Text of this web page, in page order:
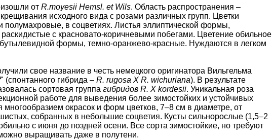
от R.moyesii Hemsl. et Wils. Область распространения –
исходного вида с розами различных групп. Цветки
в соцветиях. Листья эллиптической формы,
с красновато-коричневыми побегами. Цветение обильное
формы, темно-оранжево-красные. Нуждаются в легком
свое название в честь немецкого оригинатора Вильгельма
" (спонтанного гибрида – R. rugosa X R. wichuriana). В результате
сортовая группа гибридов R. X kordesii. Уникальная роза
работе для выведения более зимостойких и устойчивых
многообразием окрасок и форм цветков, 7–8 см в диаметре, от
собранных в небольшие соцветия. Кусты сильнорослые (1,5–2
с июня до поздней осени. Все сорта зимостойкие, но требуют
выращивать даже в полутени.